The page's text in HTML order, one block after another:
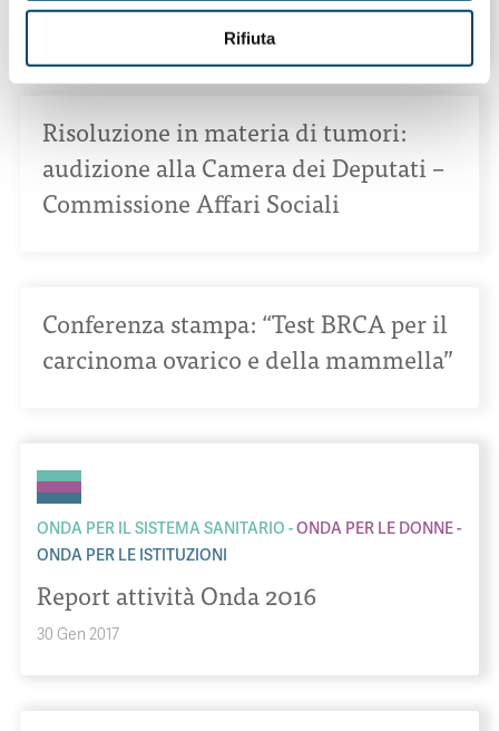
Rifiuta
Risoluzione in materia di tumori:
audizione alla Camera dei Deputati –
Commissione Affari Sociali
Conferenza stampa: “Test BRCA per il
carcinoma ovarico e della mammella”
ONDA PER IL SISTEMA SANITARIO
ONDA PER LE DONNE
ONDA PER LE ISTITUZIONI
Report attività Onda 2016
30 Gen 2017